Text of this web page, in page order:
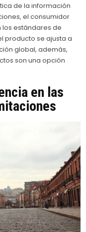
de la información
el consumidor
estándares de
producto se ajusta a
global, además,
son una opción
en las